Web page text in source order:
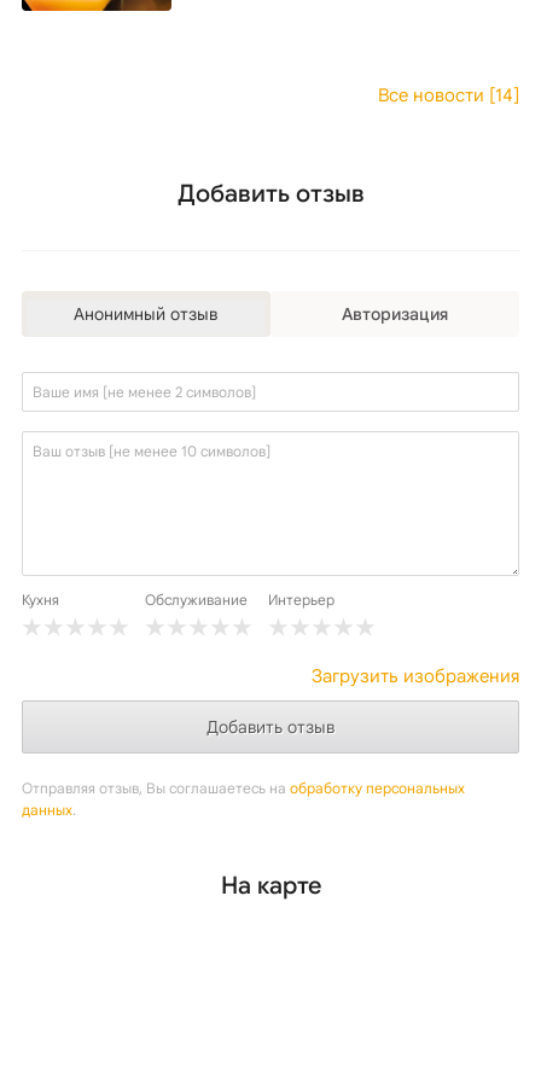
Все новости [14]
Добавить отзыв
Анонимный отзыв Авторизация
Кухня Обслуживание Интерьер
Загрузить изображения
Отправляя отзыв, Вы соглашаетесь на обработку персональных
данных.
На карте